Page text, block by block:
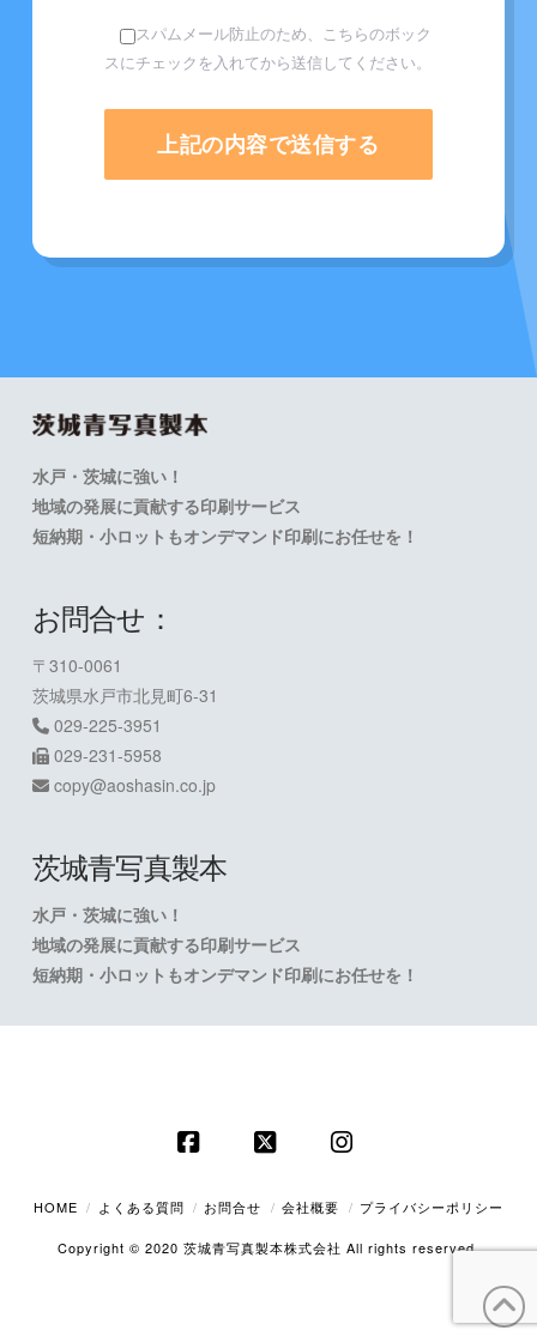
スパムメール防止のため、こちらのボック
スにチェックを入れてから送信してください。
水戸・茨城に強い！
地域の発展に貢献する印刷サービス
短納期・小ロットもオンデマンド印刷にお任せを！
お問合せ：
〒310-0061
茨城県水戸市北見町6-31
029-225-3951
029-231-5958
copy@aoshasin.co.jp
茨城青写真製本
水戸・茨城に強い！
地域の発展に貢献する印刷サービス
短納期・小ロットもオンデマンド印刷にお任せを！
Facebook
X Instagram
HOME よくある質問 お問合せ 会社概要 プライバシーポリシー
Copyright © 2020 茨城青写真製本株式会社 All rights reserved.